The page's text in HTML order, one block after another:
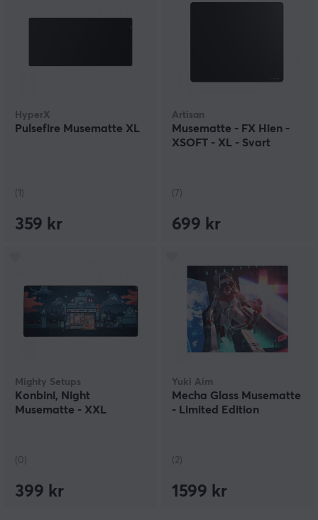
HyperX
Pulsefire Musematte XL
(1)
359 kr
Artisan
Musematte - FX Hien -
XSOFT - XL - Svart
(7)
699 kr
Mighty Setups
Konbini, Night
Musematte - XXL
(0)
399 kr
Yuki Aim
Mecha Glass Musematte
- Limited Edition
(2)
1599 kr